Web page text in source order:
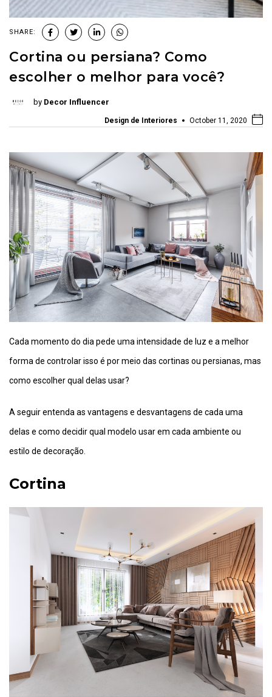
SHARE:
Cortina ou persiana? Como
escolher o melhor para você?
by Decor Influencer
Design de Interiores October 11, 2020
Cada momento do dia pede uma intensidade de luz e a melhor
forma de controlar isso é por meio das cortinas ou persianas, mas
como escolher qual delas usar?
A seguir entenda as vantagens e desvantagens de cada uma
delas e como decidir qual modelo usar em cada ambiente ou
estilo de decoração.
Cortina